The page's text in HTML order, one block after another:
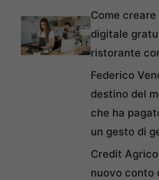
Come creare
digitale
ristorante
Federico
destino del
che ha
un gesto di
Credit
nuovo conto